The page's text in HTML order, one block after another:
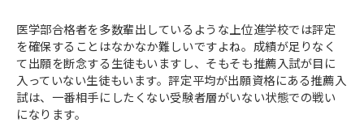
医学部合格者を多数輩出しているような上位進学校では評定
を確保することはなかなか難しいですよね。成績が足りなく
て出願を断念する生徒もいますし、そもそも推薦入試が目に
入っていない生徒もいます。評定平均が出願資格にある推薦入
試は、一番相手にしたくない受験者層がいない状態での戦い
になります。